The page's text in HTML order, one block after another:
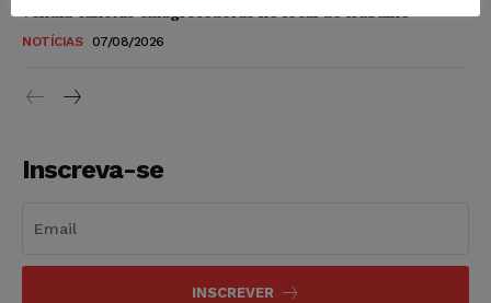
vendia canetas emagrecedoras no local de trabalho
NOTÍCIAS 07/08/2026
Inscreva-se
INSCREVER